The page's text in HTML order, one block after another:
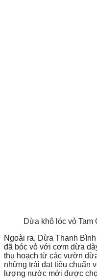
Dừa khô lóc vỏ Tam
Ngoài ra, Dừa Thanh
đã bóc vỏ với cơm dừa
thu hoạch từ các vườn
những trái đạt tiêu chuẩn
lượng nước mới được